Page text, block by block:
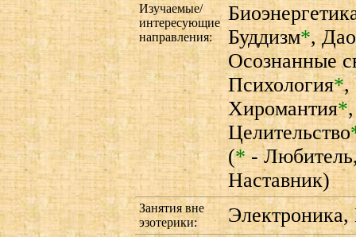
Изучаемые/
интересующие
направления:
Буддизм*,
Осознанные
Психология*,
Хиромантия*
Целительство
(*-
Наставник)
Занятия вне
эзотерики:
Электроника,